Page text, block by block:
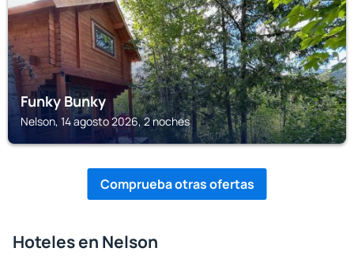
Funky Bunky
Nelson, 14 agosto 2026, 2 noches
Comprueba otras ofertas
Hoteles en Nelson